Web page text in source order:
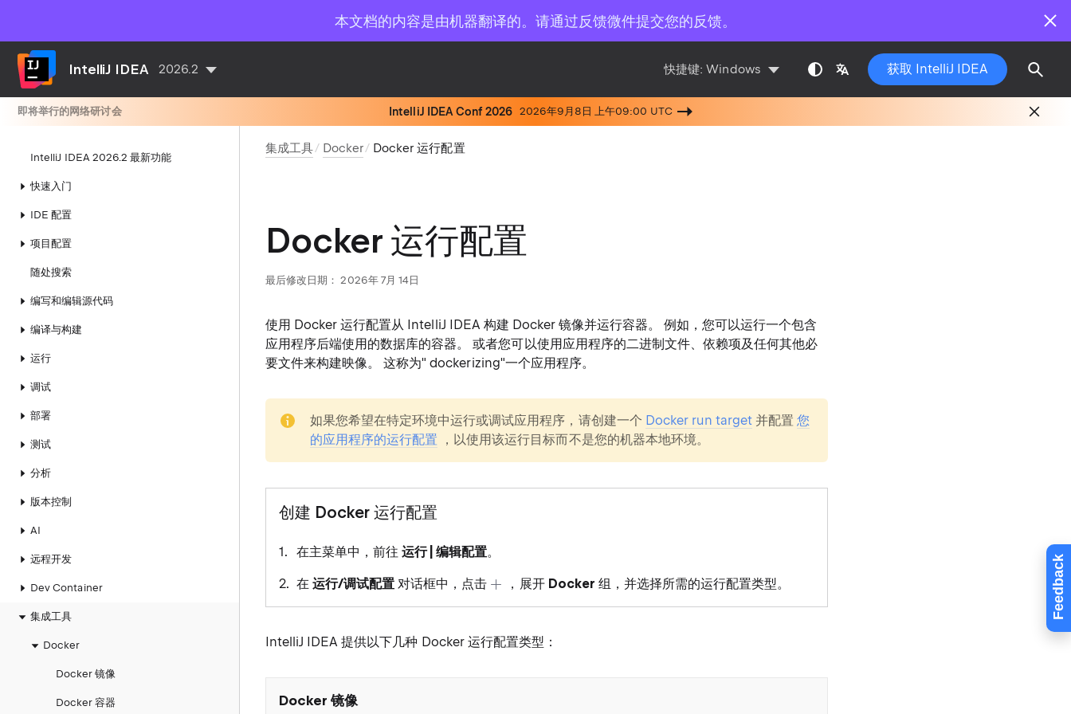
本文档的内容是由机器翻译的。请通过反馈微件提交您的反馈。
Feedback
IntelliJ IDEA 2026.2 快捷键:Windows 获取 IntelliJ IDEA
即将举行的网络研讨会 IntelliJ IDEA Conf 2026 2026年9月8日 上午09:00 UTC
IntelliJ IDEA 2026.2 最新功能
快速入门
IDE 配置
项目配置
随处搜索
编写和编辑源代码
编译与构建
运行
调试
部署
测试
分析
版本控制
AI
远程开发
Dev Container
集成工具
Docker
Docker 镜像
Docker 容器
集成工具 Docker Docker 运行配置
Docker 运行配置
最后修改日期： 2026年 7月 14日
使用 Docker 运行配置从 IntelliJ IDEA 构建 Docker 镜像并运行容器。 例如，您可以运行一个包含
应用程序后端使用的数据库的容器。 或者您可以使用应用程序的二进制文件、依赖项及任何其他必
要文件来构建映像。 这称为" dockerizing"一个应用程序。
如果您希望在特定环境中运行或调试应用程序，请创建一个 Docker run target 并配置您
的应用程序的运行配置 ，以使用该运行目标而不是您的机器本地环境。
创建 Docker 运行配置
在主菜单中，前往运行 | 编辑配置。
在运行/调试配置 对话框中，点击 ，展开 Docker 组，并选择所需的运行配置类型。
IntelliJ IDEA 提供以下几种 Docker 运行配置类型：
Docker 镜像